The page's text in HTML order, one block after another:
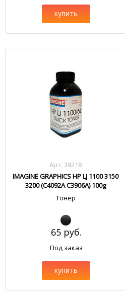
купить
Арт. 39218
IMAGINE GRAPHICS HP LJ 1100 3150
3200 (C4092A C3906A) 100g
Тонер
65 руб.
Под заказ
купить